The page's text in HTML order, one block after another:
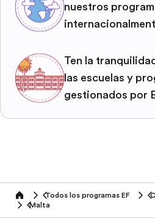
nuestros
Ten la
las escuelas y
gestionados por
home Todos los programas EF
Malta